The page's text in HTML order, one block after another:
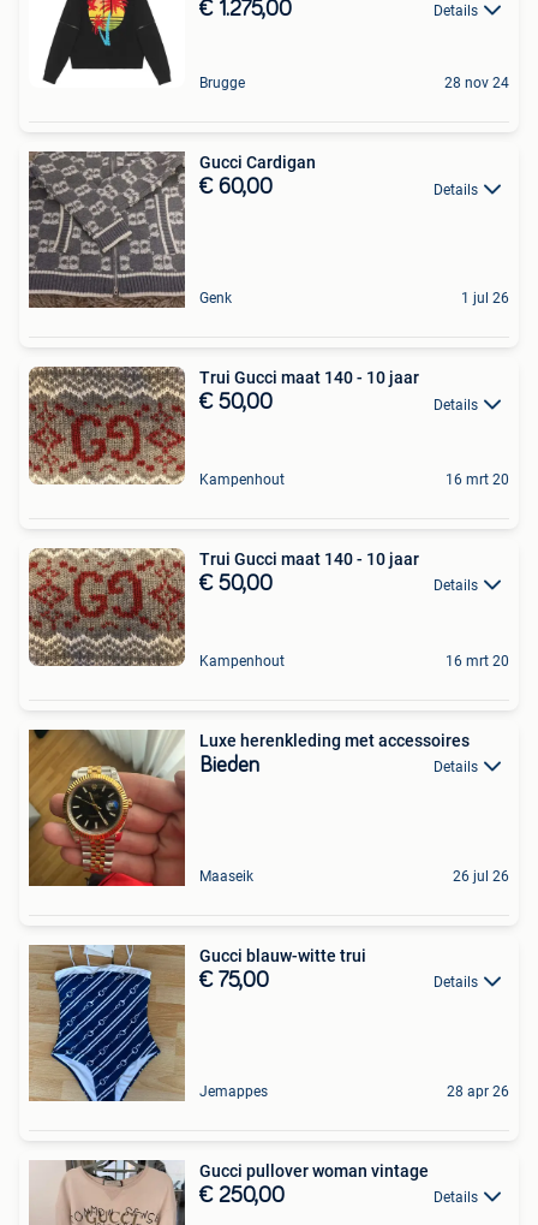
€ 1.275,00 Details
Brugge 28 nov 24
Gucci Cardigan
€ 60,00 Details
Genk 1 jul 26
Trui Gucci maat 140 - 10 jaar
€ 50,00 Details
Kampenhout 16 mrt 20
Trui Gucci maat 140 - 10 jaar
€ 50,00 Details
Kampenhout 16 mrt 20
Luxe herenkleding met accessoires
Bieden Details
Maaseik 26 jul 26
Gucci blauw-witte trui
€ 75,00 Details
Jemappes 28 apr 26
Gucci pullover woman vintage
€ 250,00 Details